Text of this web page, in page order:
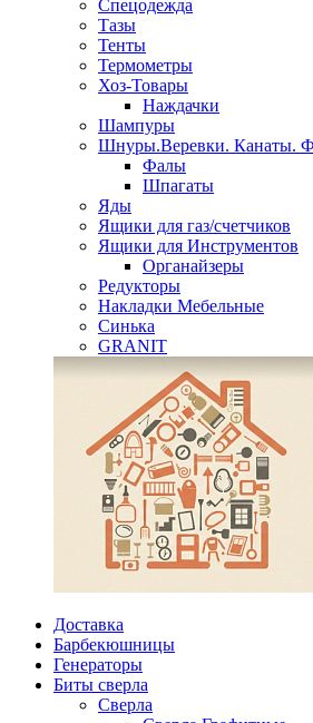
Спецодежда
Тазы
Тенты
Термометры
Хоз-Товары
Наждачки
Шампуры
Шнуры.Веревки. Канаты.
Фалы
Шпагаты
Яды
Ящики для газ/счетчиков
Ящики для Инструментов
Органайзеры
Редукторы
Накладки Мебельные
Синька
GRANIT
Доставка
Барбекюшницы
Генераторы
Биты сверла
Сверла